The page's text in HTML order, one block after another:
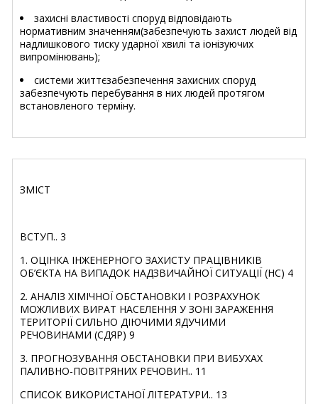
захисні властивості споруд відповідають
нормативним значенням(забезпечують захист людей від
надлишкового тиску ударної хвилі та іонізуючих
випромінювань);
системи життєзабезпечення захисних споруд
забезпечують перебування в них людей протягом
встановленого терміну.
ЗМІСТ
ВСТУП.. 3
1. ОЦІНКА ІНЖЕНЕРНОГО ЗАХИСТУ ПРАЦІВНИКІВ
ОБ’ЄКТА НА ВИПАДОК НАДЗВИЧАЙНОЇ СИТУАЦІЇ (НС) 4
2. АНАЛІЗ ХІМІЧНОЇ ОБСТАНОВКИ І РОЗРАХУНОК
МОЖЛИВИХ ВИРАТ НАСЕЛЕННЯ У ЗОНІ ЗАРАЖЕННЯ
ТЕРИТОРІЇ СИЛЬНО ДІЮЧИМИ ЯДУЧИМИ
РЕЧОВИНАМИ (СДЯР) 9
3. ПРОГНОЗУВАННЯ ОБСТАНОВКИ ПРИ ВИБУХАХ
ПАЛИВНО-ПОВІТРЯНИХ РЕЧОВИН.. 11
СПИСОК ВИКОРИСТАНОЇ ЛІТЕРАТУРИ.. 13